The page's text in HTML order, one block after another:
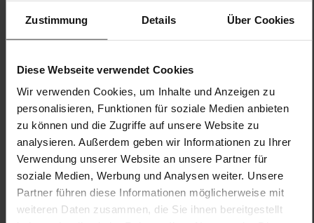
Zustimmung Details Über Cookies
Diese Webseite verwendet Cookies
Wir verwenden Cookies, um Inhalte und Anzeigen zu
personalisieren, Funktionen für soziale Medien anbieten
zu können und die Zugriffe auf unsere Website zu
analysieren. Außerdem geben wir Informationen zu Ihrer
Verwendung unserer Website an unsere Partner für
soziale Medien, Werbung und Analysen weiter. Unsere
Partner führen diese Informationen möglicherweise mit
weiteren Daten zusammen, die Sie ihnen bereitgestellt
H umschmeichelt den Fuß und bietet höchsten Tragekomfort.
Der Damenschuh aus weichem Nubukleder in schlichtem
Dunkelblau überzeugt mit seiner erstklassigen Passform – ein
idealer Begleiter für Ausflüge, Einkaufstouren oder ausgedehnte
Spaziergänge. Die leichte Energy-PU Sohle punktet mit
Rutschfestigkeit und einem sanften Auftritt. Das Innenfutter
besteht aus butterweichem Leder, das über viele positive
Eigenschaften verfügt. So ist das Material atmungsaktiv, robust
und hautverträglich. Unsere HEIKE tragen Sie den ganzen Tag
über – dank der beiden Klettriemen schlüpfen Sie im Nu hinein
und wieder raus!